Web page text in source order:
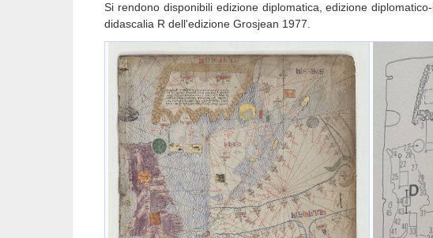
Si rendono disponibili edizione diplomatica, edizione
didascalia R dell'edizione Grosjean 1977.